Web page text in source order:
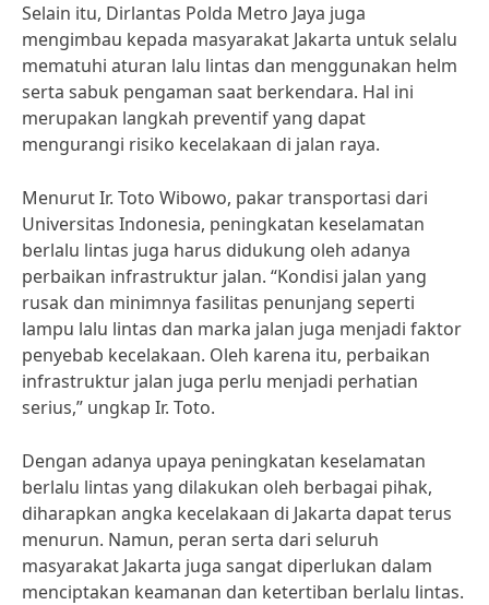
Selain itu, Dirlantas Polda Metro Jaya juga
mengimbau kepada masyarakat Jakarta untuk selalu
mematuhi aturan lalu lintas dan menggunakan helm
serta sabuk pengaman saat berkendara. Hal ini
merupakan langkah preventif yang dapat
mengurangi risiko kecelakaan di jalan raya.
Menurut Ir. Toto Wibowo, pakar transportasi dari
Universitas Indonesia, peningkatan keselamatan
berlalu lintas juga harus didukung oleh adanya
perbaikan infrastruktur jalan. “Kondisi jalan yang
rusak dan minimnya fasilitas penunjang seperti
lampu lalu lintas dan marka jalan juga menjadi faktor
penyebab kecelakaan. Oleh karena itu, perbaikan
infrastruktur jalan juga perlu menjadi perhatian
serius,” ungkap Ir. Toto.
Dengan adanya upaya peningkatan keselamatan
berlalu lintas yang dilakukan oleh berbagai pihak,
diharapkan angka kecelakaan di Jakarta dapat terus
menurun. Namun, peran serta dari seluruh
masyarakat Jakarta juga sangat diperlukan dalam
menciptakan keamanan dan ketertiban berlalu lintas.